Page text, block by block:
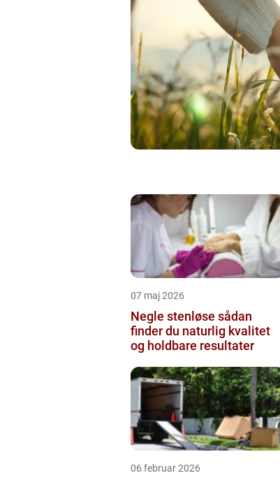
07 maj 2026
Negle stenløse sådan
finder du naturlig kvalitet
og holdbare resultater
06 februar 2026